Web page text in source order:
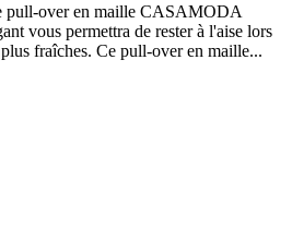
pull-over en maille CASAMODA
vous permettra de rester à l'aise lors
fraîches. Ce pull-over en maille...